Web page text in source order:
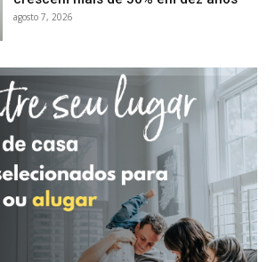
agosto 7, 2026